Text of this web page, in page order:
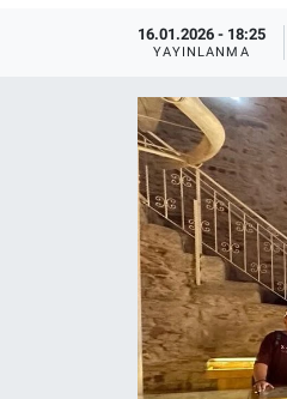
16.01.2026 - 18:25
YAYINLANMA